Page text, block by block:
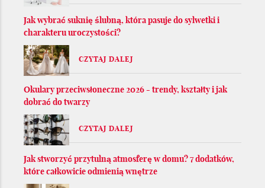
Jak wybrać suknię ślubną, która pasuje do sylwetki i
charakteru uroczystości?
CZYTAJ DALEJ
Okulary przeciwsłoneczne 2026 - trendy, kształty i jak
dobrać do twarzy
CZYTAJ DALEJ
Jak stworzyć przytulną atmosferę w domu? 7 dodatków,
które całkowicie odmienią wnętrze